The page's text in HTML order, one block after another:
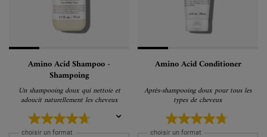
Amino Acid Shampoo -
Shampoing
Un shampooing doux qui nettoie et
adoucit naturellement les cheveux
choisir un format
Amino Acid Conditioner
Après-shampooing doux pour tous les
types de cheveux
choisir un format